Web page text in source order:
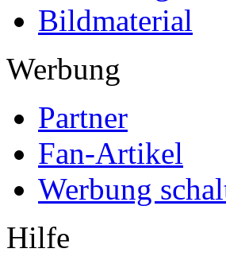
Bildmaterial
Werbung
Partner
Fan-Artikel
Werbung
Hilfe